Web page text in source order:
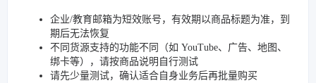
企业/教育邮箱为短效账号，有效期以商品标题为准，到
期后无法恢复
不同货源支持的功能不同（如 YouTube、广告、地图、
绑卡等），请按商品说明自行测试
请先少量测试，确认适合自身业务后再批量购买